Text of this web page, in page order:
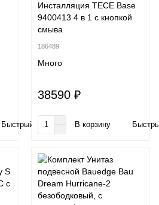
Быстрый заказ
Инсталляция TECE Base
9400413 4 в 1 с кнопкой
смыва
186489
Много
38590 ₽
В корзину